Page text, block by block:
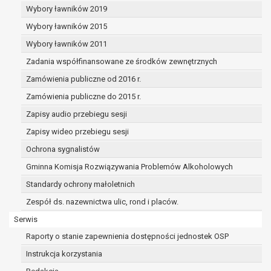
Wybory ławników 2019
Wybory ławników 2015
Wybory ławników 2011
Zadania współfinansowane ze środków zewnętrznych
Zamówienia publiczne od 2016 r.
Zamówienia publiczne do 2015 r.
Zapisy audio przebiegu sesji
Zapisy wideo przebiegu sesji
Ochrona sygnalistów
Gminna Komisja Rozwiązywania Problemów Alkoholowych
Standardy ochrony małoletnich
Zespół ds. nazewnictwa ulic, rond i placów.
Serwis
Raporty o stanie zapewnienia dostępności jednostek OSP
Instrukcja korzystania
celu wywiązania się z obowiązku
wynikającego z przepisów prawa;
prawo do żądania ograniczenia
przetwarzania danych osobowych na
podstawie art. 18 RODO, w przypadku gdy:
osoba, której dane dotyczą
kwestionuje prawidłowość danych
osobowych – na okres pozwalający
administratorowi sprawdzić
prawidłowość tych danych,
przetwarzanie danych jest niezgodne
z prawem, a osoba, której dane
dotyczą, sprzeciwia się usunięciu
danych, żądając w zamian ich
ograniczenia,
której dane dotyczą, potrzebuje ich do
ustalenia, obrony lub dochodzenia